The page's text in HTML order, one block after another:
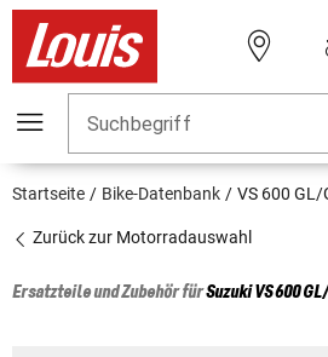
Suchbegriff
Startseite Bike-Datenbank VS 600 GL/
Zurück zur Motorradauswahl
Ersatzteile und Zubehör fürSuzukiVS 600